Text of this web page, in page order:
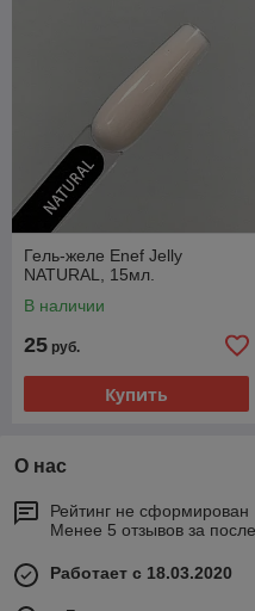
Гель-желе Enef Jelly
NATURAL, 15мл.
В наличии
25 руб.
Купить
О нас
Рейтинг не сформирован
Менее 5 отзывов за
Работает с 18.03.2020